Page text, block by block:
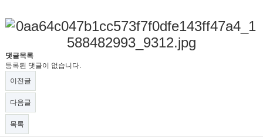
댓글목록
등록된 댓글이 없습니다.
이전글
다음글
목록